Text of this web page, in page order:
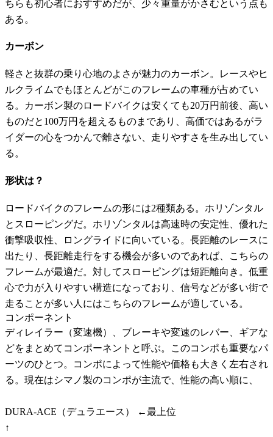
ちらも初心者におすすめだが、少々重量がかさむという点も
ある。
カーボン
軽さと抜群の乗り心地のよさが魅力のカーボン。レースやヒ
ルクライムでもほとんどがこのフレームの車種が占めてい
る。カーボン製のロードバイクは安くても20万円前後、高い
ものだと100万円を超えるものまであり、高価ではあるがラ
イダーの心をつかんで離さない、走りやすさを生み出してい
る。
形状は？
ロードバイクのフレームの形には2種類ある。ホリゾンタル
とスローピングだ。ホリゾンタルは高速時の安定性、優れた
衝撃吸収性、ロングライドに向いている。長距離のレースに
出たり、長距離走行をする機会が多いのであれば、こちらの
フレームが最適だ。対してスローピングは短距離向き。低重
心で力が入りやすい構造になっており、信号などが多い街で
走ることが多い人にはこちらのフレームが適している。
コンポーネント
ディレイラー（変速機）、ブレーキや変速のレバー、ギアな
どをまとめてコンポーネントと呼ぶ。このコンポも重要なパ
ーツのひとつ。コンポによって性能や価格も大きく左右され
る。現在はシマノ製のコンポが主流で、性能の高い順に、
DURA-ACE（デュラエース） ←最上位
↑